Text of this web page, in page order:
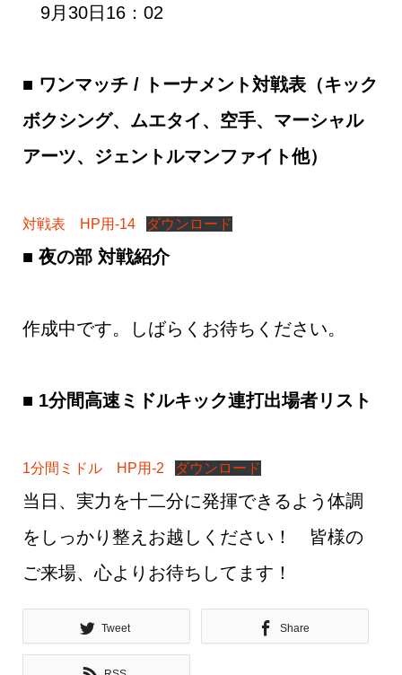
9月30日16：02
■ ワンマッチ / トーナメント対戦表（キック
ボクシング、ムエタイ、空手、マーシャル
アーツ、ジェントルマンファイト他）
対戦表 HP用-14 ダウンロード
■ 夜の部 対戦紹介
作成中です。しばらくお待ちください。
■ 1分間高速ミドルキック連打出場者リスト
1分間ミドル HP用-2 ダウンロード
当日、実力を十二分に発揮できるよう体調
をしっかり整えお越しください！ 皆様の
ご来場、心よりお待ちしてます！
Tweet Share